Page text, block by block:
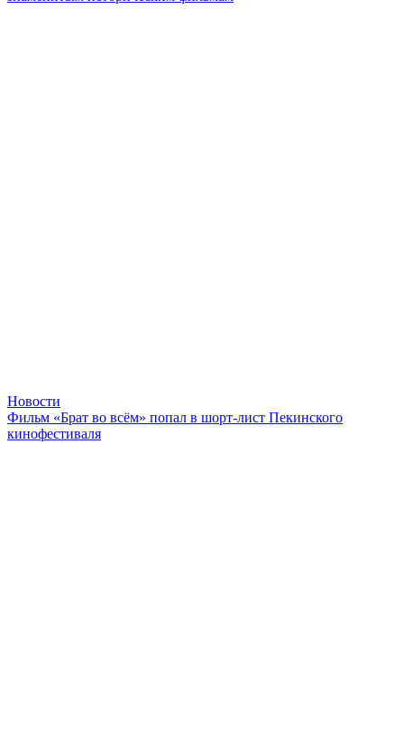
Новости
Фильм «Брат во всём» попал в шорт-лист Пекинского
кинофестиваля